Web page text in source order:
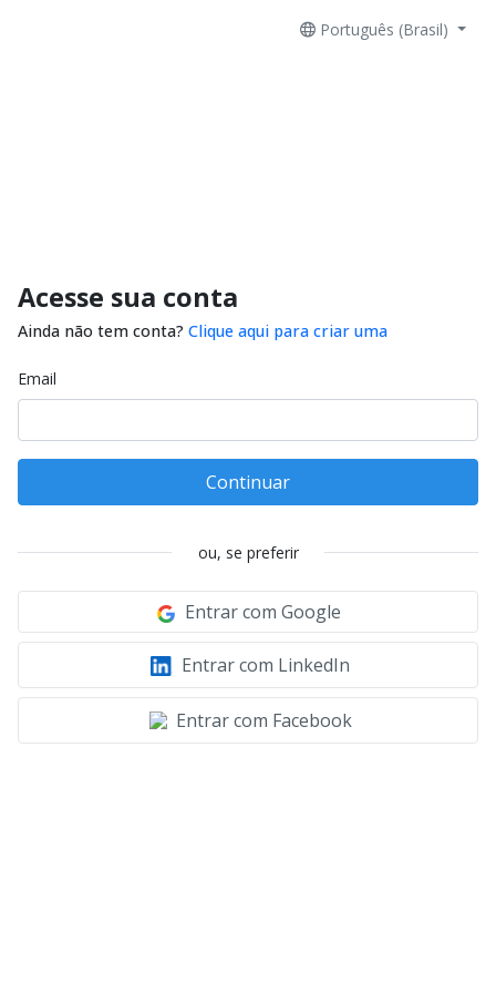
Português (Brasil)
Acesse sua conta
Ainda não tem conta? Clique aqui para criar uma
Email
Continuar
ou, se preferir
Entrar com Google
Entrar com LinkedIn
Entrar com Facebook